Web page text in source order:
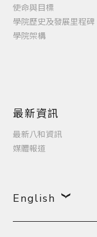
使命與目標
學院歷史及發展里程碑
學院架構
最新資訊
最新八和資訊
媒體報道
English